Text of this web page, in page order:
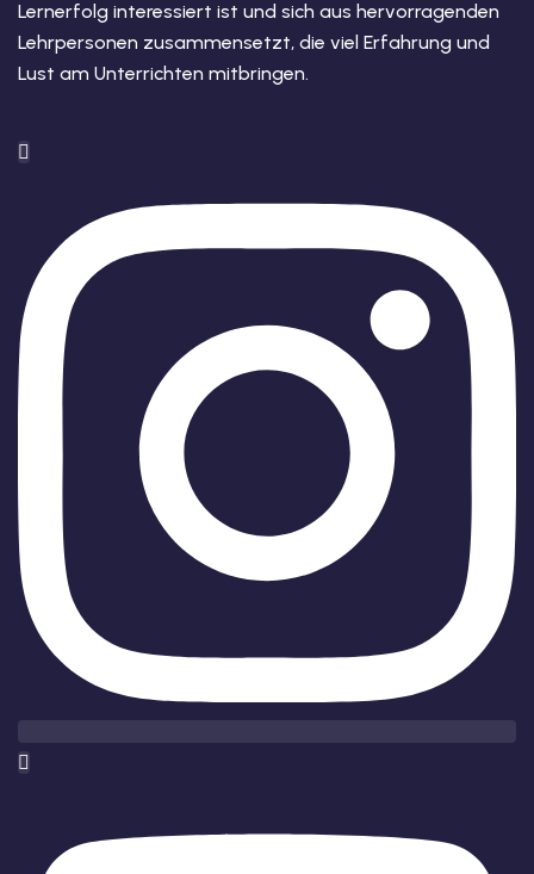
Lernerfolg interessiert ist und sich aus hervorragenden
Lehrpersonen zusammensetzt, die viel Erfahrung und
Lust am Unterrichten mitbringen.